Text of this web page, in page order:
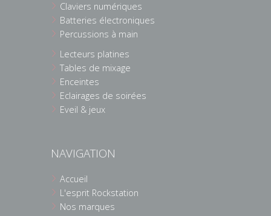
Claviers numériques
Batteries électroniques
Percussions à main
Lecteurs platines
Tables de mixage
Enceintes
Eclairages de soirées
Eveil & jeux
NAVIGATION
Accueil
L'esprit Rockstation
Nos marques